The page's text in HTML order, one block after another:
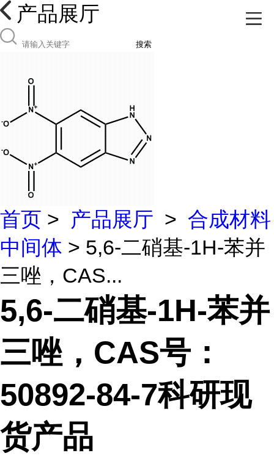
产品展厅
搜索
首页 > 产品展厅 > 合成材料
中间体 > 5,6-二硝基-1H-苯并
三唑，CAS...
5,6-二硝基-1H-苯并
三唑，CAS号：
50892-84-7科研现
货产品